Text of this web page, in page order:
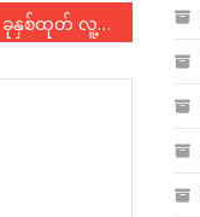
ဧပြီလ ၂၀၂၄ ခုနှစ်ထုတ် လူ့ဘောင်သစ်စာစဥ် ထွက်ပြီ။